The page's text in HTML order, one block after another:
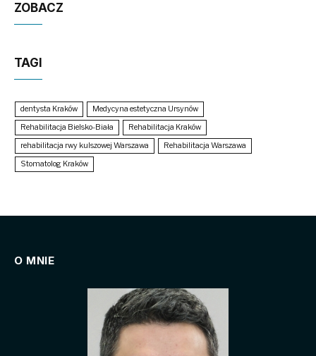
ZOBACZ
TAGI
dentysta Kraków
Medycyna estetyczna Ursynów
Rehabilitacja Bielsko-Biała
Rehabilitacja Kraków
rehabilitacja rwy kulszowej Warszawa
Rehabilitacja Warszawa
Stomatolog Kraków
O MNIE